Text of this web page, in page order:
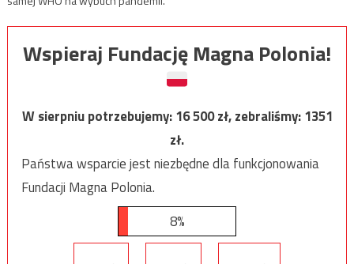
Wspieraj Fundację Magna Polonia!
W sierpniu potrzebujemy:16 500zł, zebraliśmy:1351
zł.
Państwa wsparcie jest niezbędne dla funkcjonowania
Fundacji Magna Polonia.
8%